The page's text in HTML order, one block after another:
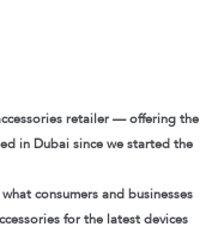
retailer — offering the
in Dubai since we started the
consumers and businesses
for the latest devices.